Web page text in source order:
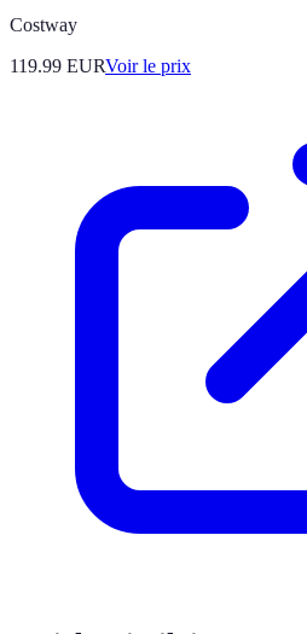
Costway
119.99 EURVoir le prix